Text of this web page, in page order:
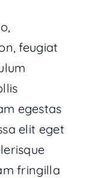
feugiat
egestas
elit eget
fringilla